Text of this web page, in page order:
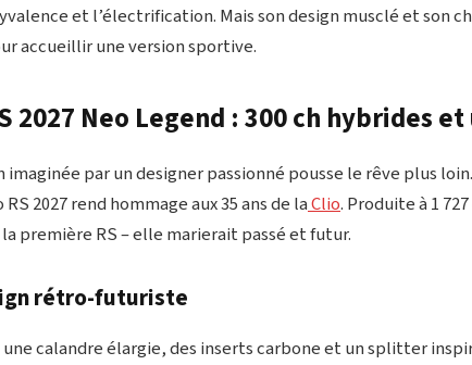
et l’électrification. Mais son design musclé et son
accueillir une version sportive.
2027 Neo Legend : 300 ch hybrides
imaginée par un designer passionné pousse le rêve plus
2027 rend hommage aux 35 ans de laClio. Produite à 1
la première RS – elle marierait passé et futur.
rétro-futuriste
une calandre élargie, des inserts carbone et un splitter